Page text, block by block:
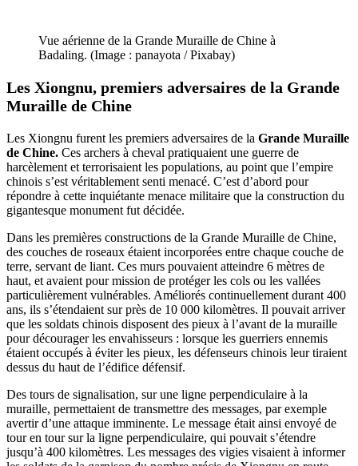
Vue aérienne de la Grande Muraille de Chine à
Badaling. (Image : panayota / Pixabay)
Les Xiongnu, premiers adversaires de la Grande
Muraille de Chine
Les Xiongnu furent les premiers adversaires de la Grande Muraille
de Chine. Ces archers à cheval pratiquaient une guerre de
harcèlement et terrorisaient les populations, au point que l’empire
chinois s’est véritablement senti menacé. C’est d’abord pour
répondre à cette inquiétante menace militaire que la construction du
gigantesque monument fut décidée.
Dans les premières constructions de la Grande Muraille de Chine,
des couches de roseaux étaient incorporées entre chaque couche de
terre, servant de liant. Ces murs pouvaient atteindre 6 mètres de
haut, et avaient pour mission de protéger les cols ou les vallées
particulièrement vulnérables. Améliorés continuellement durant 400
ans, ils s’étendaient sur près de 10 000 kilomètres. Il pouvait arriver
que les soldats chinois disposent des pieux à l’avant de la muraille
pour décourager les envahisseurs : lorsque les guerriers ennemis
étaient occupés à éviter les pieux, les défenseurs chinois leur tiraient
dessus du haut de l’édifice défensif.
Des tours de signalisation, sur une ligne perpendiculaire à la
muraille, permettaient de transmettre des messages, par exemple
avertir d’une attaque imminente. Le message était ainsi envoyé de
tour en tour sur la ligne perpendiculaire, qui pouvait s’étendre
jusqu’à 400 kilomètres. Les messages des vigies visaient à informer